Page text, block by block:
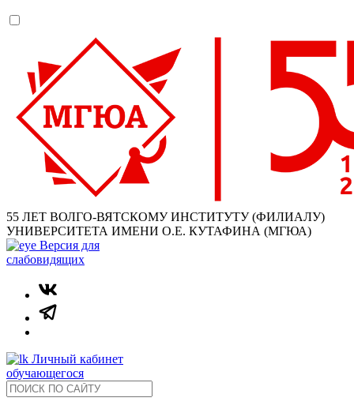
55 ЛЕТ ВОЛГО-ВЯТСКОМУ ИНСТИТУТУ (ФИЛИАЛУ)
УНИВЕРСИТЕТА ИМЕНИ О.Е. КУТАФИНА (МГЮА)
Версия для
слабовидящих
Личный кабинет
обучающегося